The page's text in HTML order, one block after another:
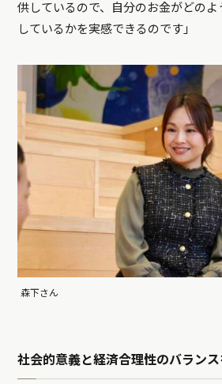
供しているので、自分のお金がどの
しているかを実感できるのです」
森下さん
社会的意義と経済合理性のバランス